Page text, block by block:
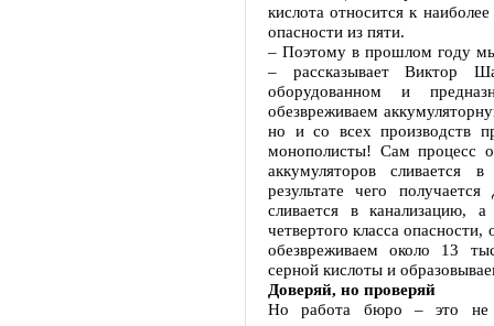
кислота относится к
опасности из пяти.
– Поэтому в прошлом году
– рассказывает Виктор
оборудованном и
обезвреживаем
но и со всех производств
монополисты! Сам процесс
аккумуляторов сливается
результате чего
сливается в канализацию,
четвертого класса
обезвреживаем около 13
серной кислоты и
Доверяй, но проверяй
Но работа бюро – это не